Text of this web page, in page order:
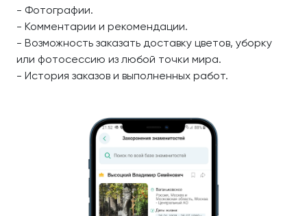
- Фотографии.
- Комментарии и рекомендации.
- Возможность заказать доставку цветов, уборку
или фотосессию из любой точки мира.
- История заказов и выполненных работ.